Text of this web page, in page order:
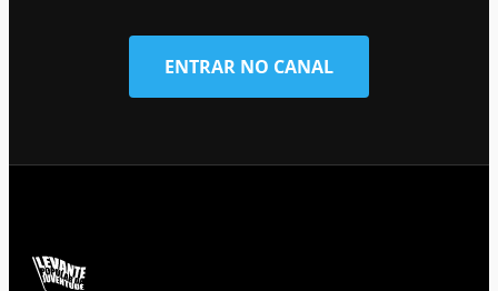
ENTRAR NO CANAL